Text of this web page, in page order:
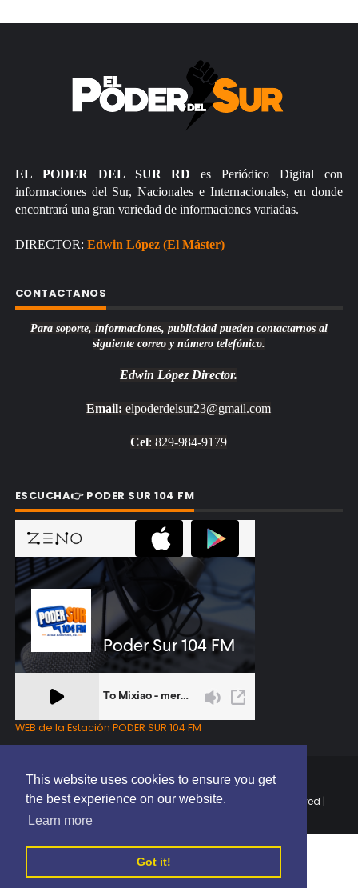
This website uses cookies to ensure you get
the best experience on our website.
Learn more
Got it!
EL PODER DEL SUR RD es Periódico Digital con
informaciones del Sur, Nacionales e Internacionales, en donde
encontrará una gran variedad de informaciones variadas.
DIRECTOR: Edwin López (El Máster)
CONTACTANOS
Para soporte, informaciones, publicidad pueden contactarnos al
siguiente correo y número telefónico.
Edwin López Director.
Email: elpoderdelsur23@gmail.com
Cel: 829-984-9179
ESCUCHA👉 PODER SUR 104 FM
WEB de la Estación PODER SUR 104 FM
Copyright © 2025 | EL PODER DEL SUR RD | All Rights Reserved |